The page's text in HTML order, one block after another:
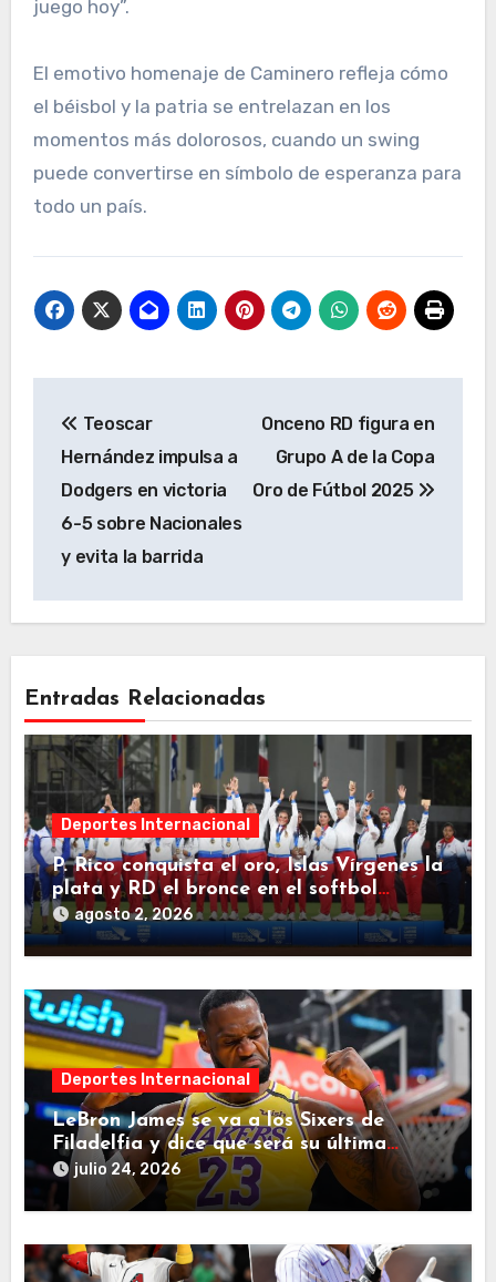
juego hoy”.
El emotivo homenaje de Caminero refleja cómo
el béisbol y la patria se entrelazan en los
momentos más dolorosos, cuando un swing
puede convertirse en símbolo de esperanza para
todo un país.
de
entradas
Teoscar
Hernández impulsa a
Dodgers en victoria
6-5 sobre Nacionales
y evita la barrida
Onceno RD figura en
Grupo A de la Copa
Oro de Fútbol 2025
Entradas Relacionadas
Deportes Internacional
P. Rico conquista el oro, Islas Vírgenes la
plata y RD el bronce en el softbol
femenino
agosto 2, 2026
Deportes Internacional
LeBron James se va a los Sixers de
Filadelfia y dice que será su última
decisión
julio 24, 2026